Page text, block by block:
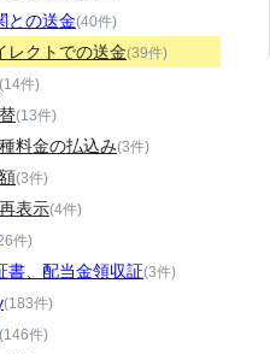
との送金(40件)
レクトでの送金(39件)
(14件)
(13件)
料金の払込み(3件)
(3件)
表示(4件)
件)
書、配当金領収証(3件)
(183件)
(146件)